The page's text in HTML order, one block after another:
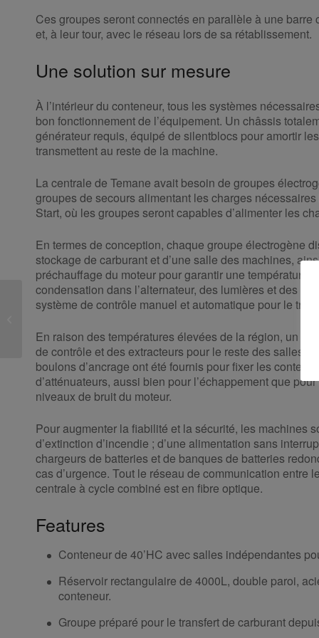
Ces groupes seront connectés en parallèle à une
et, à leur tour, avec le réseau lors de sa rétablissement.
Une solution sur mesure
À l’intérieur du conteneur, tous les systèmes
bon fonctionnement de l’équipement. Un châssis
générateur requis, équipé de silentblocs pour amortir
transmettent au reste de la machine.
La centrale de Temane avait besoin de groupes
groupes de secours alimentant les charges
Start, où les groupes seront capables d’alimenter les
En termes de conception, chaque groupe électrogène
stockage de carburant et d’une salle des machines,
préchauffage du moteur pour garantir une température
condensation dans l’alternateur, des lumières et des
système de contrôle manuel et automatique pour le
En raison des températures élevées de la région, un
de contrôle et des extracteurs pour le reste des salles.
boulons d’ancrage ont été fournis pour fixer les
d’atténuateurs, aussi bien pour l’échappement que
niveaux de bruit du moteur.
Pour augmenter la fiabilité et la sécurité, les machines
d’extinction d’incendie ; d’une alimentation sans
chargeurs de batteries et de banques de batteries
cas d’urgence. Tout le réseau de communication
centrale à cycle combiné est en fibre optique.
Features
Conteneur de 40’HC avec salles indépendantes
Réservoir rectangulaire de 4000L, double paroi,
conteneur.
Groupe préparé pour le transfert de carburant
Un exploit d’ingénierie
pour garantir
énergétique...